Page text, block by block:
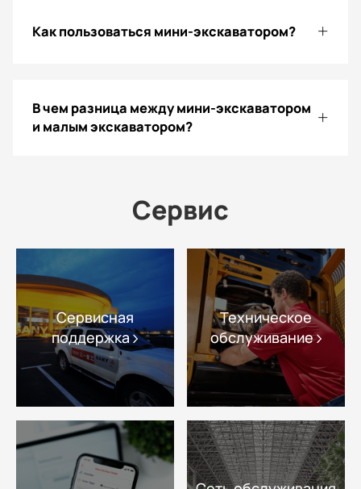
Как пользоваться мини-экскаватором?
В чем разница между мини-экскаватором
и малым экскаватором?
Сервис
Сервисная
поддержка
Техническое
обслуживание